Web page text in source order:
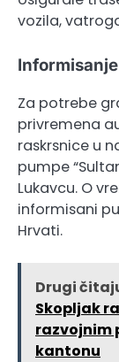
vozila,
Za potrebe
privremena
raskrsnice u
pumpe
Lukavcu. O
informisani
Hrvati.
Drugi
Skopljak
razvojnim
kantonu